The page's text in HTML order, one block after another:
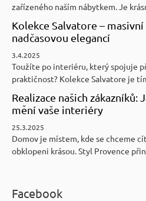
zařízeného naším nábytkem. Je
Kolekce Salvatore –
nadčasovou elegancí
3.4.2025
Toužíte po interiéru, který spojuje
praktičnost? Kolekce Salvatore je
Realizace našich zákazníků:
mění vaše interiéry
25.3.2025
Domov je místem, kde se chceme
obklopeni krásou. Styl Provence
Facebook